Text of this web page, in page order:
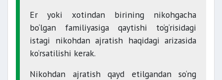
Er yoki xotindan birining nikohgacha
bo‘lgan familiyasiga qaytishi to‘g‘risidagi
istagi nikohdan ajratish haqidagi arizasida
ko‘rsatilishi kerak.
Nikohdan ajratish qayd etilgandan so‘ng